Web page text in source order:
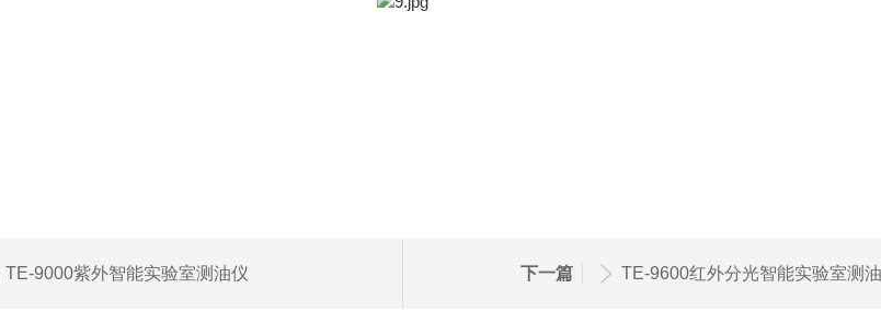
TE-9000紫外智能实验室测油仪 下一篇 TE-9600红外分光智能实验室测